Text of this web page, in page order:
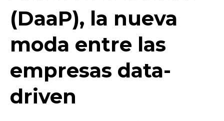
(DaaP), la nueva
moda entre las
empresas data-
driven